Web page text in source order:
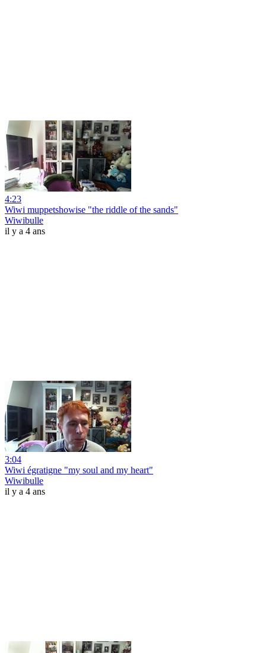
4:23
Wiwi muppetshowise "the riddle of the sands"
Wiwibulle
il y a 4 ans
3:04
Wiwi égratigne "my soul and my heart"
Wiwibulle
il y a 4 ans